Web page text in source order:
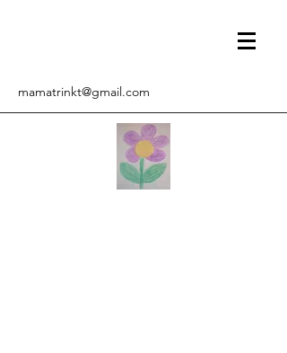
mamatrinkt@gmail.com